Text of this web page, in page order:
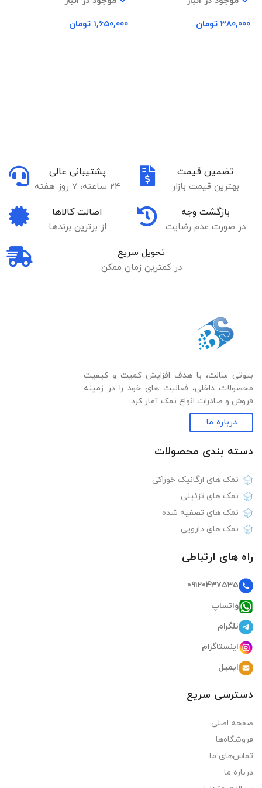
380,000 تومان
1,650,000 تومان
تضمین قیمت
بهترین قیمت بازار
پشتیبانی عالی
24 ساعته، 7 روز هفته
بازگشت وجه
در صورت عدم رضایت
اصالت کالاها
از برترین برندها
تحویل سریع
در کمترین زمان ممکن
بیوتی سالت، با هدف افزایش کمیت و کیفیت
محصولات داخلی، فعالیت های خود را در زمینه
فروش و صادرات انواع نمک آغاز کرد.
درباره ما
دسته بندی‌ محصولات
نمک های ارگانیک خوراکی
نمک های تزئینی
نمک های تصفیه شده
نمک های دارویی
راه های ارتباطی
09120437535
واتساپ
تلگرام
اینستاگرام
ایمیل
دسترسی سریع
صفحه اصلی
فروشگاه‌ها
تماس‌های ما
درباره ما